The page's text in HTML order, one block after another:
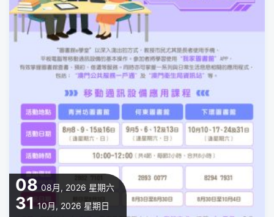
08 08月, 2026 星期六
31 10月, 2026 星期日